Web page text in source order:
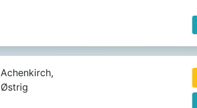
Achenkirch,
Østrig